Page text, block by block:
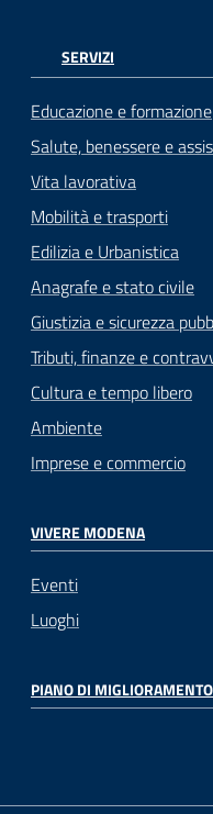
SERVIZI
Educazione e formazione
Salute, benessere e
Vita lavorativa
Mobilità e trasporti
Edilizia e Urbanistica
Anagrafe e stato civile
Giustizia e sicurezza
Tributi, finanze e
Cultura e tempo libero
Ambiente
Imprese e commercio
VIVERE MODENA
Eventi
Luoghi
PIANO DI